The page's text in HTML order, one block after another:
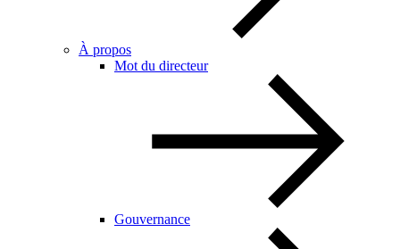
À propos
Mot du directeur
Gouvernance